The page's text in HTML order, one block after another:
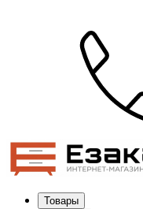
Товары